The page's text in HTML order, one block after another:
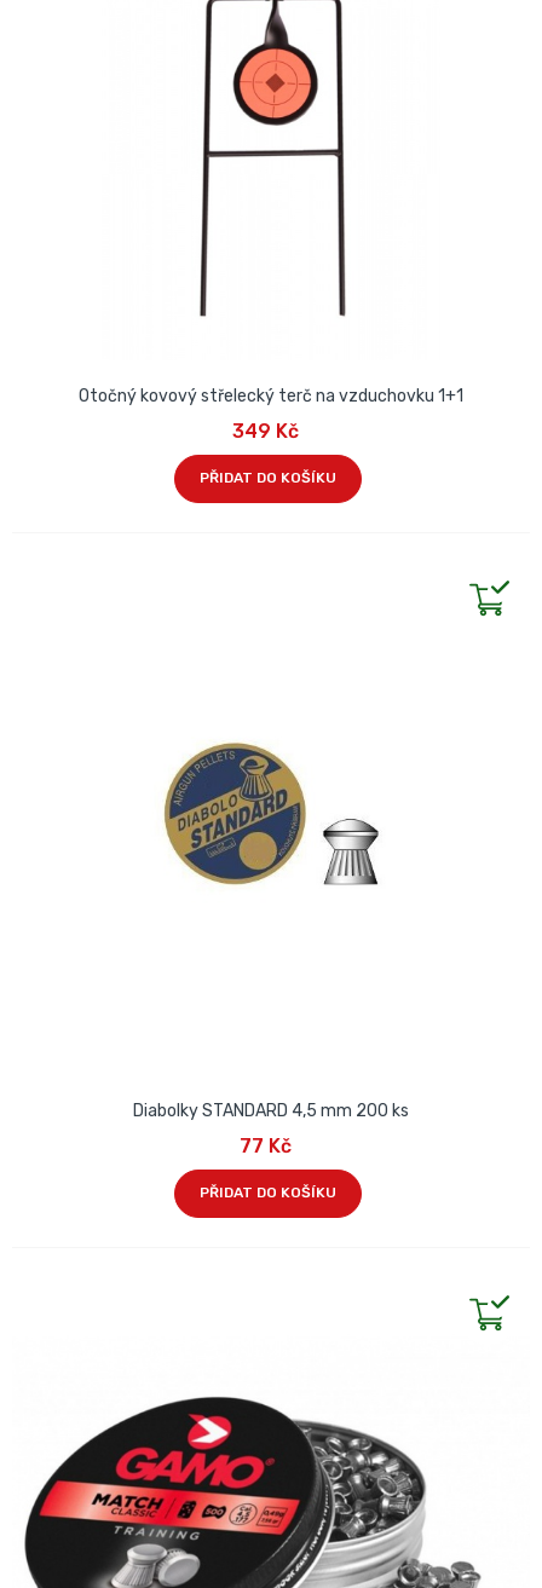
Otočný kovový střelecký terč na vzduchovku 1+1
349 Kč
PŘIDAT DO KOŠÍKU
Diabolky STANDARD 4,5 mm 200 ks
77 Kč
PŘIDAT DO KOŠÍKU